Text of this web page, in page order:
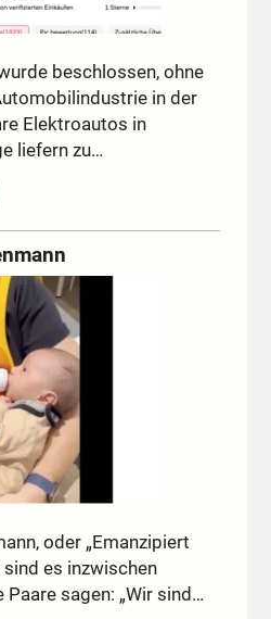
beschlossen, ohne
in der
Elektroautos in
liefern zu…
oder „Emanzipiert
sind es inzwischen
sagen: „Wir sind…